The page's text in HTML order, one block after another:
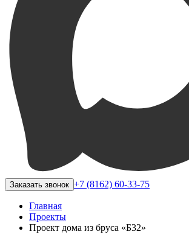
Заказать звонок +7 (8162) 60-33-75
Главная
Проекты
Проект дома из бруса «Б32»